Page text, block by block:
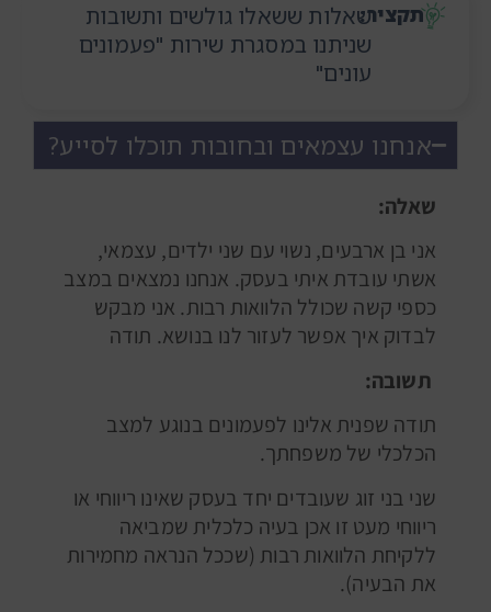
תקציר:שאלות ששאלו גולשים ותשובות
שניתנו במסגרת שירות "פעמונים
עונים"
אנחנו עצמאים ובחובות תוכלו לסייע?
שאלה:
אני בן ארבעים, נשוי עם שני ילדים, עצמאי,
אשתי עובדת איתי בעסק. אנחנו נמצאים במצב
כספי קשה שכולל הלוואות רבות. אני מבקש
לבדוק איך אפשר לעזור לנו בנושא. תודה
תשובה:
תודה שפנית אלינו לפעמונים בנוגע למצב
הכלכלי של משפחתך.
שני בני זוג שעובדים יחד בעסק שאינו ריווחי או
ריווחי מעט זו אכן בעיה כלכלית שמביאה
ללקיחת הלוואות רבות (שככל הנראה מחמירות
את הבעיה).